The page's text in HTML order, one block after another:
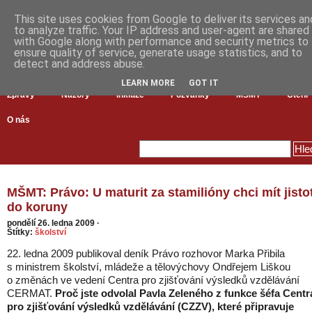
Zprávy Názory Inkluze Pozvánky MŠMT Čtení
O nás
MŠMT: Právo: U maturit za stamilióny chci mít
do koruny
pondělí 26. ledna 2009 ·
Štítky: školství
22. ledna 2009 publikoval deník Právo rozhovor Marka Přibila
s ministrem školství, mládeže a tělovýchovy Ondřejem Liškou
o změnách ve vedení Centra pro zjišťování výsledků vzdělávání
CERMAT. Proč jste odvolal Pavla Zeleného z funkce šéfa
pro zjišťování výsledků vzdělávání (CZZV), které připravuje
This site uses cookies from Google to deliver its services
to analyze traffic. Your IP address and user-agent are shared
with Google along with performance and security metrics to
ensure quality of service, generate usage statistics, and to
detect and address abuse.
LEARN MORE GOT IT